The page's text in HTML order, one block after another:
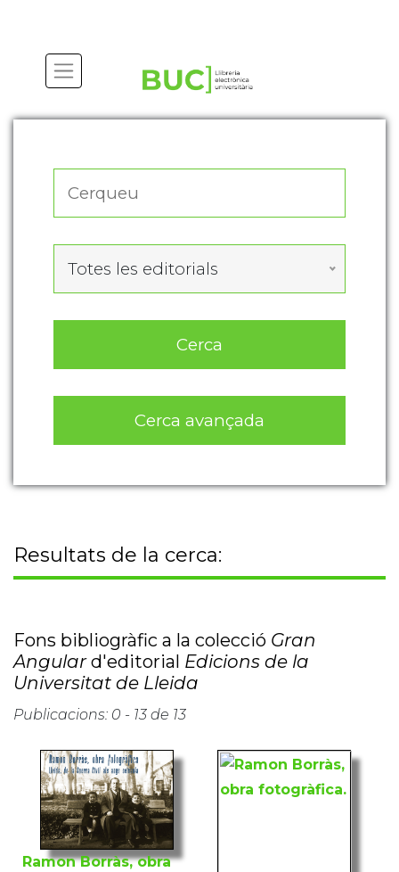
Totes les editorials
Cerca
Cerca avançada
Resultats de la cerca:
Fons bibliogràfic a la colecció Gran
Angulard'editorial Edicions de la
Universitat de Lleida
Publicacions: 0 - 13 de 13
Ramon Borràs, obra